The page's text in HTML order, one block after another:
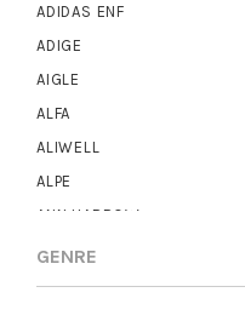
ADIDAS ENF
ADIGE
AIGLE
ALFA
ALIWELL
ALPE
ANN HARROW
ANOTHER TREND
ARA
GENRE